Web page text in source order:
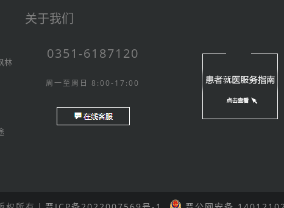
林
关于我们
0351-6187120
周一至周日 8:00-17:00